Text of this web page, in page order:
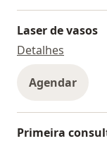
Laser de vasos
Detalhes
Agendar
Primeira